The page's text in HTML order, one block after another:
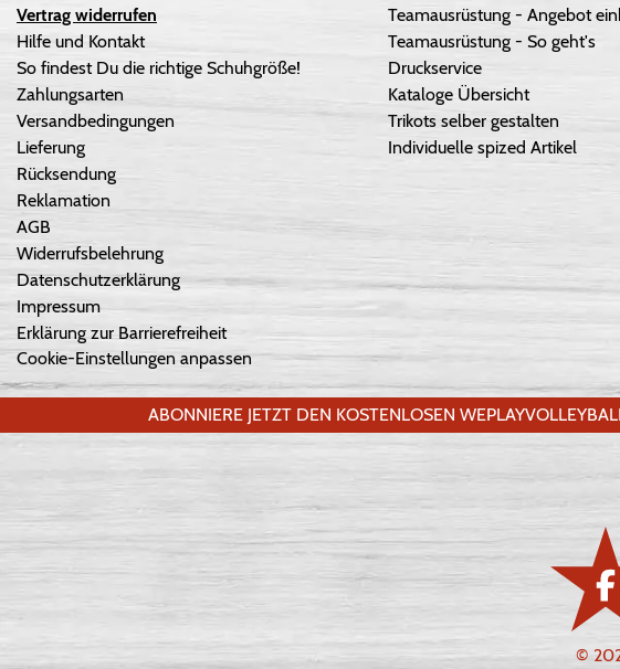
Vertrag widerrufen
Hilfe und Kontakt
So findest Du die richtige Schuhgröße!
Zahlungsarten
Versandbedingungen
Lieferung
Rücksendung
Reklamation
AGB
Widerrufsbelehrung
Datenschutzerklärung
Impressum
Erklärung zur Barrierefreiheit
Cookie-Einstellungen anpassen
Teamausrüstung - Angebot
Teamausrüstung - So geht's
Druckservice
Kataloge Übersicht
Trikots selber gestalten
Individuelle spized Artikel
ABONNIERE JETZT DEN KOSTENLOSEN
©